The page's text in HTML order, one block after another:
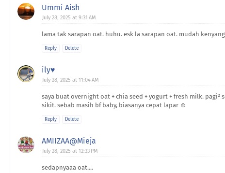
Ummi Aish
July 28, 2025 at 9:31 AM
lama tak sarapan oat. huhu. esk la sarapan oat. mudah
Reply Delete
ily♥
July 28, 2025 at 11:04 AM
saya buat overnight oat + chia seed + yogurt + fresh milk.
sikit. sebab masih bf baby, biasanya cepat lapar ☺️
Reply Delete
AMIIZAA@Mieja
July 28, 2025 at 12:33 PM
sedapnyaaa oat....